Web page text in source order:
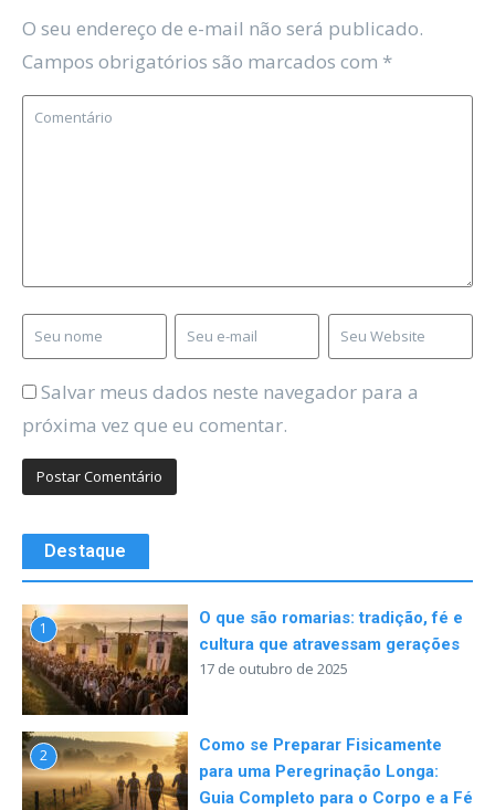
O seu endereço de e-mail não será publicado.
Campos obrigatórios são marcados com *
Salvar meus dados neste navegador para a
próxima vez que eu comentar.
Destaque
1
O que são romarias: tradição, fé e
cultura que atravessam gerações
17 de outubro de 2025
2
Como se Preparar Fisicamente
para uma Peregrinação Longa:
Guia Completo para o Corpo e a Fé